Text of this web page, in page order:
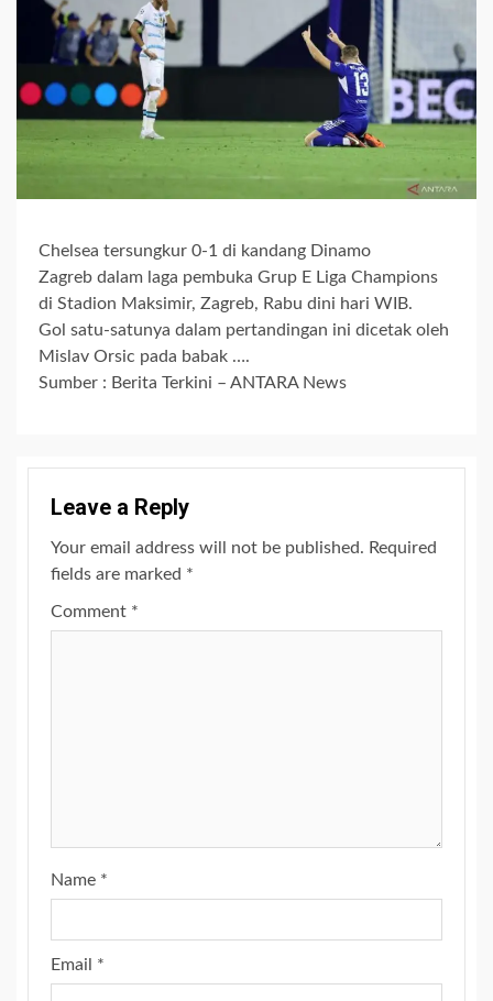
Chelsea tersungkur 0-1 di kandang Dinamo
Zagreb dalam laga pembuka Grup E Liga Champions
di Stadion Maksimir, Zagreb, Rabu dini hari WIB.
Gol satu-satunya dalam pertandingan ini dicetak oleh
Mislav Orsic pada babak ….
Sumber : Berita Terkini – ANTARA News
Leave a Reply
Your email address will not be published. Required
fields are marked *
Comment *
Name *
Email *